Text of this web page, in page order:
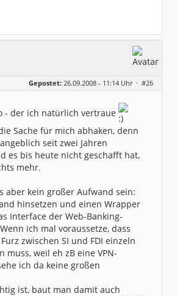
Gepostet: 26.09.2008 - 11:14 Uhr · #26
- der ich natürlich vertraue
Sache für mich abhaken, denn
seit zwei Jahren
es bis heute nicht geschafft hat,
mehr.
aber kein großer Aufwand sein:
hinsetzen und einen Wrapper
Interface der Web-Banking-
ich mal voraussetze, dass
zwischen SI und FDI einzeln
muss, weil eh zB eine VPN-
ich da keine großen
ist, baut man damit auch